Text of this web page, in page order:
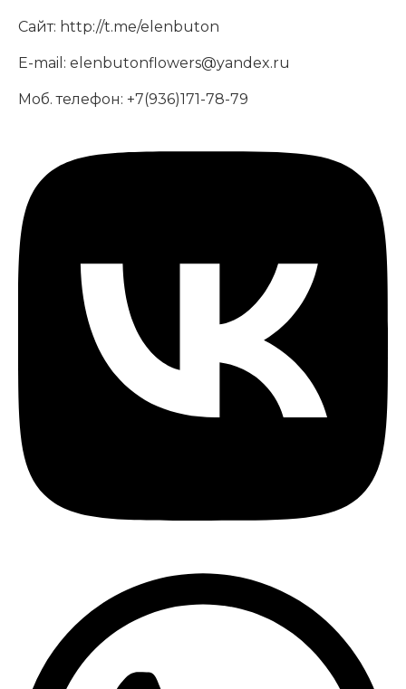
Сайт: http://t.me/elenbuton
E-mail: elenbutonflowers@yandex.ru
Моб. телефон: +7(936)171-78-79